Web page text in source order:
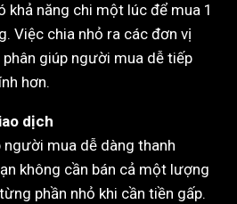
khả năng chi một lúc để mua 1
Việc chia nhỏ ra các đơn vị
phân giúp người mua dễ tiếp
hơn.
dịch
mua dễ dàng thanh
không cần bán cả một lượng
phần nhỏ khi cần tiền gấp.